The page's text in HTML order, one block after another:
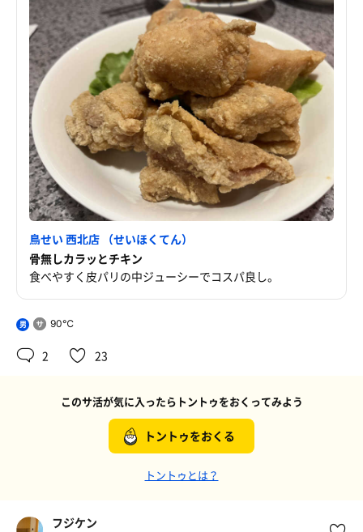
鳥せい 西北店 （せいほくてん）
骨無しカラッとチキン
食べやすく皮パリの中ジューシーでコスパ良し。
男 90℃
2 23
このサ活が気に入ったらトントゥをおくってみよう
トントゥをおくる
トントゥとは？
フジケン